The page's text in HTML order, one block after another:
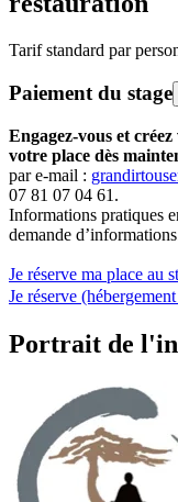
Tarif standard par
Paiement du stage
Engagez-vous et
votre place dès
par e-mail :
07 81 07 04 61.
Informations pratiques
demande
Je réserve ma place au
Je réserve
Portrait de